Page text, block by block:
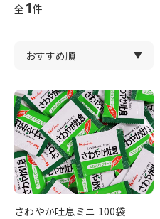
全1件
さわやか吐息ミニ 100袋